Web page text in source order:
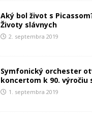
Aký bol život s
Životy slávnych
2. septembra 2019
Symfonický orchester
koncertom k 90. výročiu
1. septembra 2019